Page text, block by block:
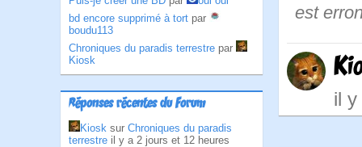
bd encore supprimé à tort par
boudu113
Chroniques du paradis terrestre par
Kiosk
Réponses récentes du Forum
Kiosk sur Chroniques du paradis
terrestre il y a 2 jours et 12 heures
est
il